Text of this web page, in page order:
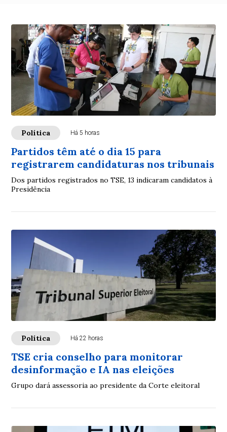
Política Há 5 horas
Partidos têm até o dia 15 para
registrarem candidaturas nos tribunais
Dos partidos registrados no TSE, 13 indicaram candidatos à
Presidência
Política Há 22 horas
TSE cria conselho para monitorar
desinformação e IA nas eleições
Grupo dará assessoria ao presidente da Corte eleitoral